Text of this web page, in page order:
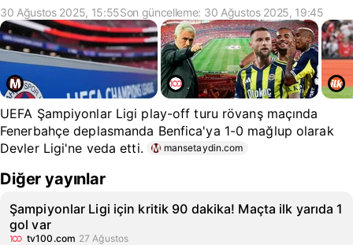
30 Ağustos 2025, 15:55Son güncelleme: 30 Ağustos 2025, 19:45
UEFA Şampiyonlar Ligi play-off turu rövanş maçında
Fenerbahçe deplasmanda Benfica'ya 1-0 mağlup olarak
Devler Ligi'ne veda etti.
mansetaydin.com
Diğer yayınlar
Şampiyonlar Ligi için kritik 90 dakika! Maçta ilk yarıda 1
gol var
tv100.com 27 Ağustos